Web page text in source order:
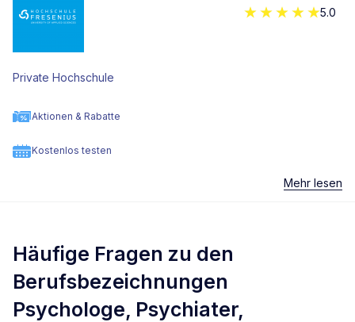
5.0
Private Hochschule
Aktionen & Rabatte
Kostenlos testen
Mehr lesen
Häufige Fragen zu den
Berufsbezeichnungen
Psychologe, Psychiater,